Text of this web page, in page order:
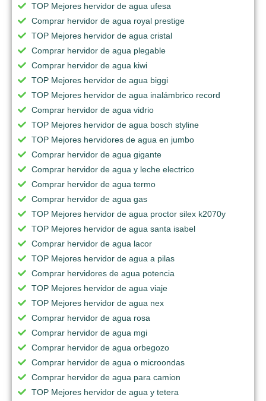
TOP Mejores hervidor de agua ufesa
Comprar hervidor de agua royal prestige
TOP Mejores hervidor de agua cristal
Comprar hervidor de agua plegable
Comprar hervidor de agua kiwi
TOP Mejores hervidor de agua biggi
TOP Mejores hervidor de agua inalámbrico record
Comprar hervidor de agua vidrio
TOP Mejores hervidor de agua bosch styline
TOP Mejores hervidores de agua en jumbo
Comprar hervidor de agua gigante
Comprar hervidor de agua y leche electrico
Comprar hervidor de agua termo
Comprar hervidor de agua gas
TOP Mejores hervidor de agua proctor silex k2070y
TOP Mejores hervidor de agua santa isabel
Comprar hervidor de agua lacor
TOP Mejores hervidor de agua a pilas
Comprar hervidores de agua potencia
TOP Mejores hervidor de agua viaje
TOP Mejores hervidor de agua nex
Comprar hervidor de agua rosa
Comprar hervidor de agua mgi
Comprar hervidor de agua orbegozo
Comprar hervidor de agua o microondas
Comprar hervidor de agua para camion
TOP Mejores hervidor de agua y tetera